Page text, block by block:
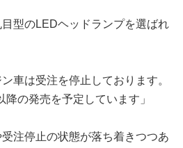
型のLEDヘッドランプを選ばれ
車は受注を停止しております。
の発売を予定しています」
注停止の状態が落ち着きつつあ